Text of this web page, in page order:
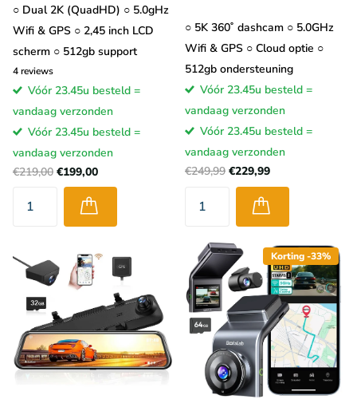
○ Dual 2K (QuadHD) ○ 5.0gHz
Wifi & GPS ○ 2,45 inch LCD
scherm ○ 512gb support
4reviews
Vóór 23.45u besteld =
vandaag verzonden
Vóór 23.45u besteld =
vandaag verzonden
€219,00 €199,00
○ 5K 360˚ dashcam ○ 5.0GHz
Wifi & GPS ○ Cloud optie ○
512gb ondersteuning
Vóór 23.45u besteld =
vandaag verzonden
Vóór 23.45u besteld =
vandaag verzonden
€249,99 €229,99
Korting -33%